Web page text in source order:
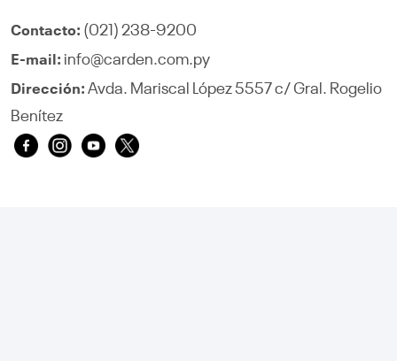
Contacto: (021) 238-9200
E-mail: info@carden.com.py
Dirección: Avda. Mariscal López 5557 c/ Gral. Rogelio
Benítez